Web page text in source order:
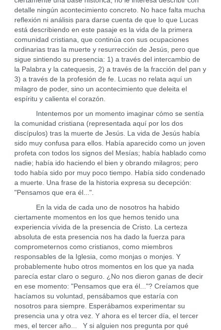
detalle ningún acontecimiento concreto. No hace falta mucha
reflexión ni análisis para darse cuenta de que lo que Lucas
está describiendo en este pasaje es la vida de la primera
comunidad cristiana, que continúa con sus ocupaciones
ordinarias tras la muerte y resurrección de Jesús, pero que
sigue sintiendo su presencia: 1) a través del intercambio de
la Palabra y la catequesis, 2) a través de la fracción del pan y
3) a través de la profesión de fe. Lucas no relata aquí un
milagro de poder, sino un acontecimiento que deleita el
espíritu y calienta el corazón.
Intentemos por un momento imaginar cómo se sentía
la comunidad cristiana (representada aquí por los dos
discípulos) tras la muerte de Jesús. La vida de Jesús había
sido muy confusa para ellos. Había aparecido como un joven
profeta con todos los signos del Mesías; había hablado como
nadie; había ido haciendo el bien y obrando milagros; pero
todo había sido por muy poco tiempo. Había sido condenado
a muerte. Una frase de la historia expresa su decepción:
"Pensamos que era él...".
En la vida de cada uno de nosotros ha habido
ciertamente momentos en los que hemos tenido una
experiencia vívida de la presencia de Cristo. La certeza
absoluta de esta presencia nos ha dado la fuerza para
comprometernos como cristianos, como miembros
responsables de la Iglesia, como monjas o monjes. Y
probablemente hubo otros momentos en los que ya nada
parecía estar claro o seguro. ¿No nos dieron ganas de decir
en ese momento: "Pensamos que era él..."? Creíamos que
hacíamos su voluntad, pensábamos que estaría con
nosotros para siempre. Esperábamos experimentar su
presencia una y otra vez. Y ahora es el tercer día, el tercer
mes, el tercer año... Y si alguien nos pregunta por qué